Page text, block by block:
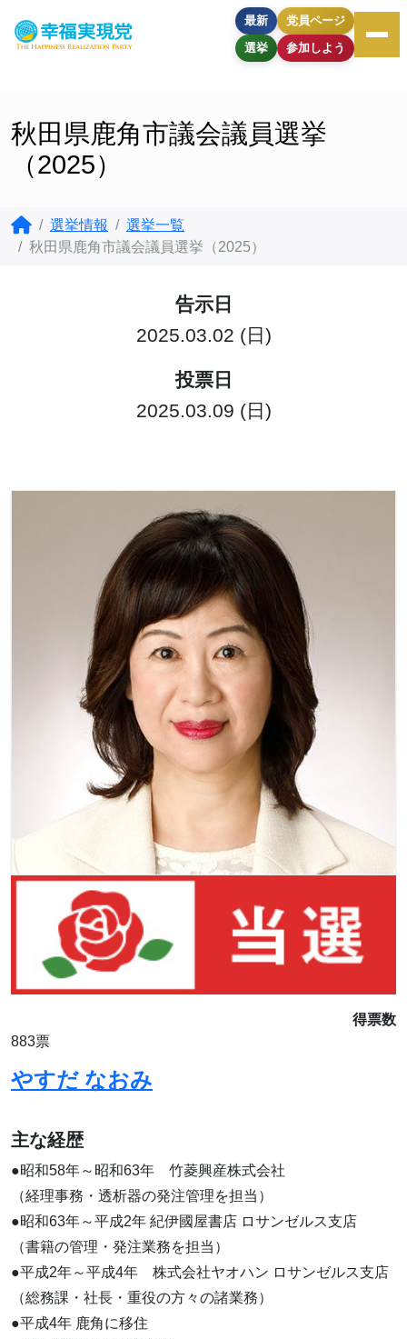
最新
選挙
党員ページ
参加しよう
秋田県鹿角市議会議員選挙
（2025）
選挙情報
選挙一覧
秋田県鹿角市議会議員選挙（2025）
告示日
2025.03.02 (日)
投票日
2025.03.09 (日)
得票数
883票
やすだ なおみ
主な経歴
●昭和58年～昭和63年 竹菱興産株式会社
（経理事務・透析器の発注管理を担当）
●昭和63年～平成2年 紀伊國屋書店 ロサンゼルス支店
（書籍の管理・発注業務を担当）
●平成2年～平成4年 株式会社ヤオハン ロサンゼルス支店
（総務課・社長・重役の方々の諸業務）
●平成4年 鹿角に移住